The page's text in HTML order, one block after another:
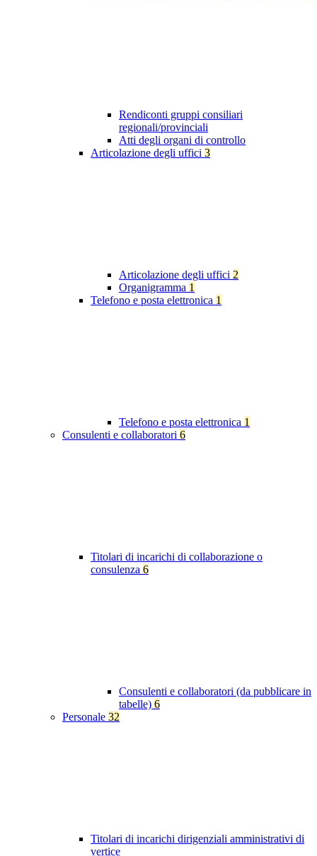
Rendiconti gruppi consiliari
regionali/provinciali
Atti degli organi di controllo
Articolazione degli uffici 3
Articolazione degli uffici 2
Organigramma 1
Telefono e posta elettronica 1
Telefono e posta elettronica 1
Consulenti e collaboratori 6
Titolari di incarichi di collaborazione o
consulenza 6
Consulenti e collaboratori (da pubblicare in
tabelle) 6
Personale 32
Titolari di incarichi dirigenziali amministrativi di
vertice